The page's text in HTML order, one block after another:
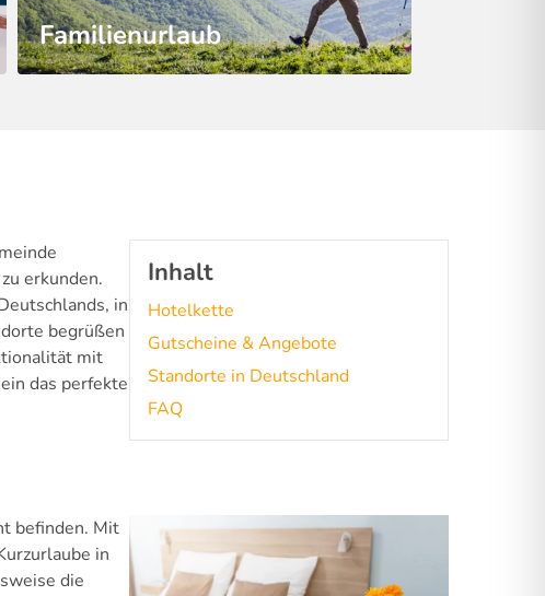
Familienurlaub
erkunden.
in
begrüßen
mit
das perfekte
Inhalt
Hotelkette
Gutscheine & Angebote
Standorte in Deutschland
FAQ
befinden. Mit
in
die